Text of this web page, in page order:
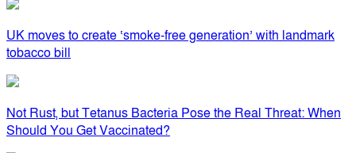
UK moves to create ‘smoke-free generation’ with landmark
tobacco bill
Not Rust, but Tetanus Bacteria Pose the Real Threat: When
Should You Get Vaccinated?